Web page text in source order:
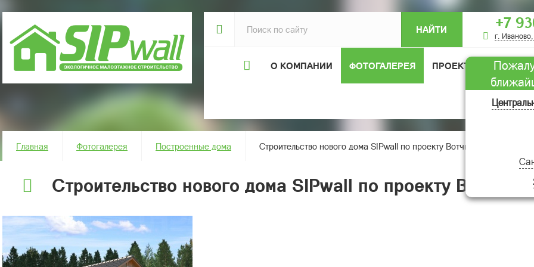
НАЙТИ +7
г.
О КОМПАНИИ ФОТОГАЛЕРЕЯ ПРОЕКТЫ ДОМОВ
ОТЗЫВЫ
Главная Фотогалерея Построенные дома Cтроительство нового дома SIPwall по проекту Вотчина, СНТ
Cтроительство нового дома SIPwall по проекту